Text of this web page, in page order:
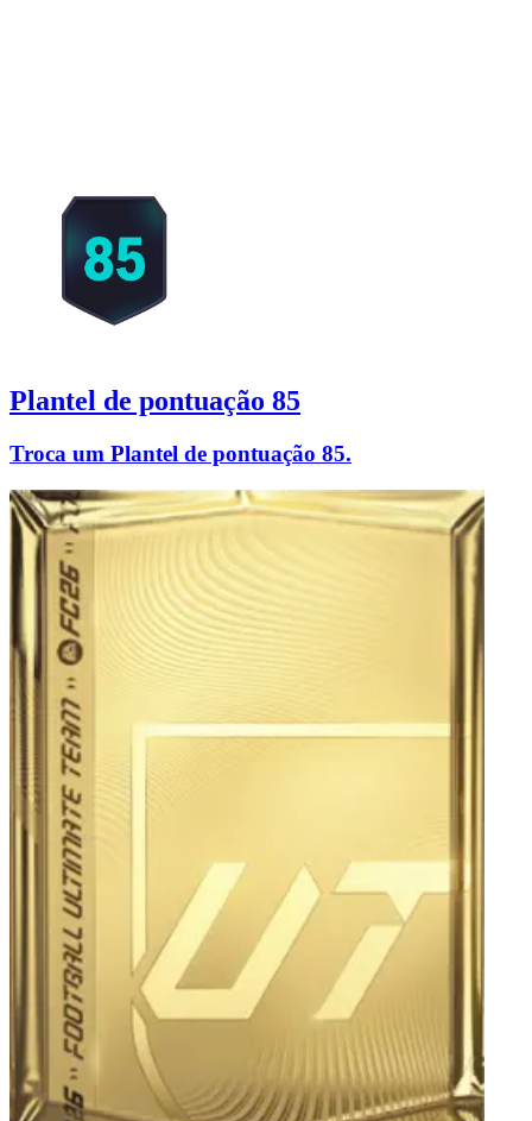
Plantel de pontuação 85
Troca um Plantel de pontuação 85.